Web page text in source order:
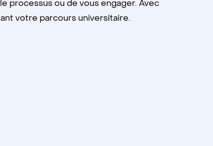
processus ou de vous engager. Avec
votre parcours universitaire.